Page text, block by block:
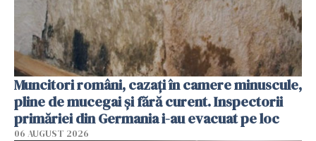
Muncitori români, cazați în camere minuscule,
pline de mucegai și fără curent. Inspectorii
primăriei din Germania i-au evacuat pe loc
06 AUGUST 2026